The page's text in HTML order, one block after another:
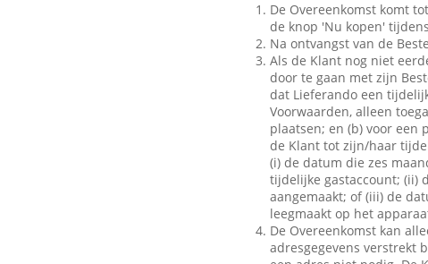
De Overeenkomst komt
de knop 'Nu kopen'
Na ontvangst van de
Als de Klant nog niet
door te gaan met zijn
dat Lieferando een
Voorwaarden, alleen
plaatsen; en (b) voor een
de Klant tot zijn/haar
(i) de datum die zes
tijdelijke gastaccount; (ii)
aangemaakt; of (iii) de
leegmaakt op het
De Overeenkomst kan
adresgegevens verstrekt